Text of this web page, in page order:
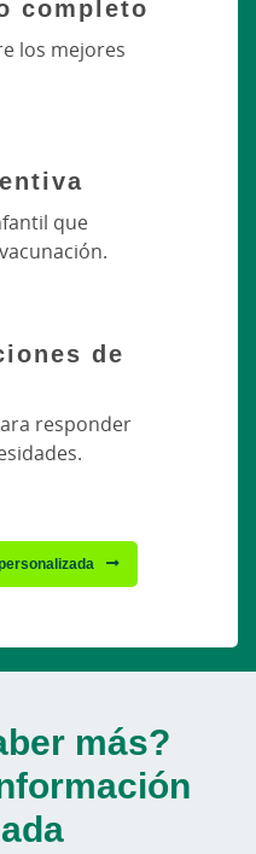
completo
los mejores
que
de
responder
más?